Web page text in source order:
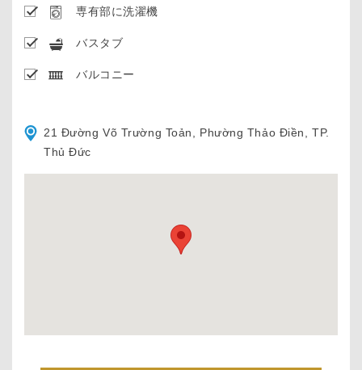
専有部に洗濯機
バスタブ
バルコニー
21 Đường Võ Trường Toản, Phường Thảo Điền, TP.
Thủ Đức